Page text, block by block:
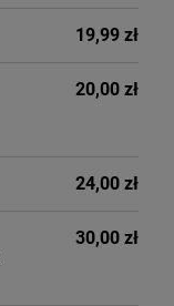
19,99 zł
20,00 zł
24,00 zł
30,00 zł